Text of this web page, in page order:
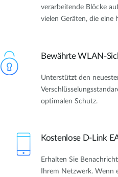
verarbeitende Blöcke
vielen Geräten, die eine
Bewährte WLAN-
Unterstützt den
optimalen Schutz.
Kostenlose D-Link
Erhalten Sie
Ihrem Netzwerk. Wenn